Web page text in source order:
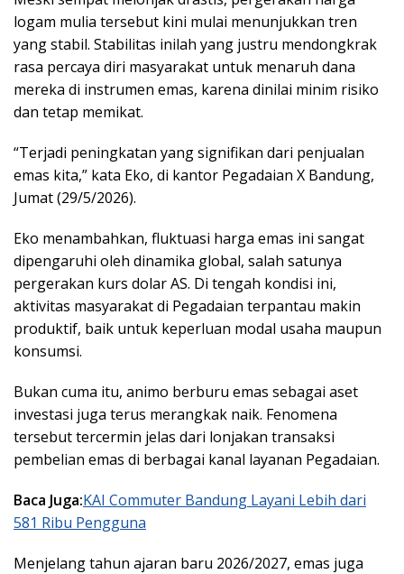
logam mulia tersebut kini mulai menunjukkan tren
yang stabil. Stabilitas inilah yang justru mendongkrak
rasa percaya diri masyarakat untuk menaruh dana
mereka di instrumen emas, karena dinilai minim risiko
dan tetap memikat.
“Terjadi peningkatan yang signifikan dari penjualan
emas kita,” kata Eko, di kantor Pegadaian X Bandung,
Jumat (29/5/2026).
Eko menambahkan, fluktuasi harga emas ini sangat
dipengaruhi oleh dinamika global, salah satunya
pergerakan kurs dolar AS. Di tengah kondisi ini,
aktivitas masyarakat di Pegadaian terpantau makin
produktif, baik untuk keperluan modal usaha maupun
konsumsi.
Bukan cuma itu, animo berburu emas sebagai aset
investasi juga terus merangkak naik. Fenomena
tersebut tercermin jelas dari lonjakan transaksi
pembelian emas di berbagai kanal layanan Pegadaian.
Baca Juga:KAI Commuter Bandung Layani Lebih dari
581 Ribu Pengguna
Menjelang tahun ajaran baru 2026/2027, emas juga